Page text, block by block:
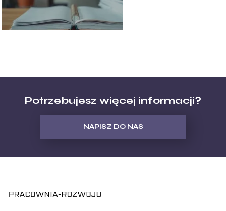
Potrzebujesz więcej informacji?
NAPISZ DO NAS